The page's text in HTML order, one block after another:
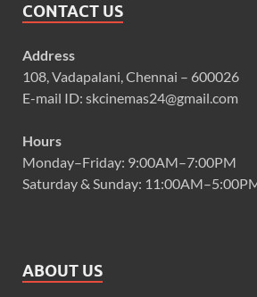
CONTACT US
Address
108, Vadapalani, Chennai – 600026
E-mail ID: skcinemas24@gmail.com
Hours
Monday–Friday: 9:00AM–7:00PM
Saturday & Sunday:
ABOUT US